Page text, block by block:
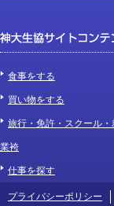
食事をする
買い物をする
旅行・免許・スクール・
業袴
仕事を探す
プライバシーポリシー